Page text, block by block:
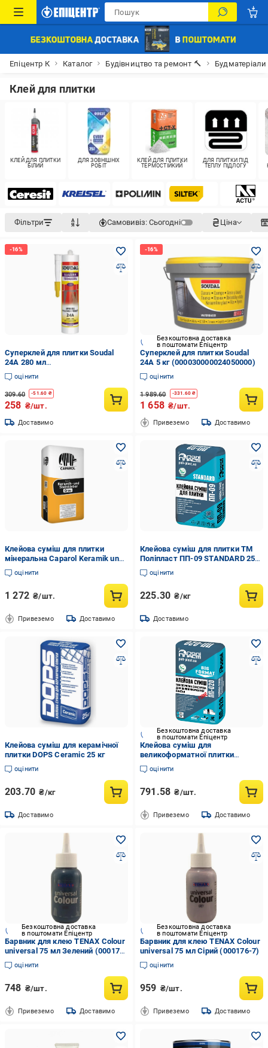
Епіцентр К Каталог Будівництво та ремонт 🔨 Будматеріали
Клей для плитки
КЛЕЙ ДЛЯ ПЛИТКИ
БІЛИЙ
ДЛЯ ЗОВНІШНІХ
РОБІТ
КЛЕЙ ДЛЯ ПЛИТКИ
ТЕРМОСТІЙКИЙ
ДЛЯ ПЛИТКИ ПІД
ТЕПЛУ ПІДЛОГУ
Фільтри Самовивіз: Сьогодні Ціна
Суперклей для плитки Soudal
24А 280 мл
(000030000024003100)
оцінити
309.60 -51.60 ₴
258 ₴/шт.
Доставимо
Безкоштовна доставка
в поштомати Епіцентр
Суперклей для плитки Soudal
24А 5 кг (000030000024050000)
оцінити
1 989.60 -331.60₴
1 658 ₴/шт.
Привеземо Доставимо
Клейова суміш для плитки
мінеральна Caparol Keramik und
Steinkleber Grau 25 кг
(1850080941)
оцінити
1 272 ₴/шт.
Привеземо Доставимо
Клейова суміш для плитки ТМ
Поліпласт ПП-09 STANDARD 25
кг
оцінити
225.30 ₴/кг
Доставимо
Клейова суміш для керамічної
плитки DOPS Ceramic 25 кг
оцінити
203.70 ₴/кг
Доставимо
Безкоштовна доставка
в поштомати Епіцентр
Клейова суміш для
великоформатної плитки
Поліпласт ПП-020 BIG FORMAT
20 кг Сірий (PPUA77469)
оцінити
791.58 ₴/шт.
Привеземо Доставимо
Безкоштовна доставка
в поштомати Епіцентр
Барвник для клею TENAX Colour
universal 75 мл Зелений (000176-
5)
оцінити
748 ₴/шт.
Привеземо Доставимо
Безкоштовна доставка
в поштомати Епіцентр
Барвник для клею TENAX Colour
universal 75 мл Сірий (000176-7)
оцінити
959 ₴/шт.
Привеземо Доставимо